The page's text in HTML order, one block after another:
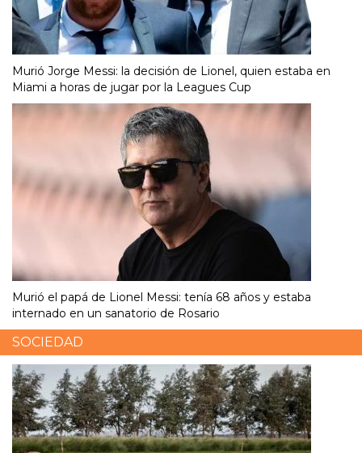
Murió Jorge Messi: la decisión de Lionel, quien estaba en
Miami a horas de jugar por la Leagues Cup
Murió el papá de Lionel Messi: tenía 68 años y estaba
internado en un sanatorio de Rosario
SOCIEDAD